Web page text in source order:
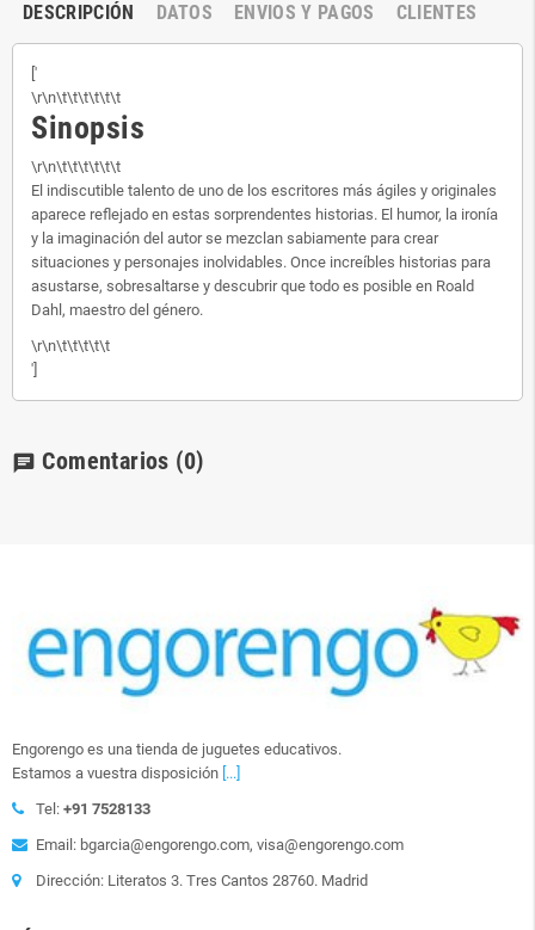
DESCRIPCIÓN DATOS ENVIOS Y PAGOS CLIENTES
['
\r\n\t\t\t\t\t\t
Sinopsis
\r\n\t\t\t\t\t\t
El indiscutible talento de uno de los escritores más ágiles y originales
aparece reflejado en estas sorprendentes historias. El humor, la ironía
y la imaginación del autor se mezclan sabiamente para crear
situaciones y personajes inolvidables. Once increíbles historias para
asustarse, sobresaltarse y descubrir que todo es posible en Roald
Dahl, maestro del género.
\r\n\t\t\t\t\t
']
chat Comentarios (0)
Engorengo es una tienda de juguetes educativos.
Estamos a vuestra disposición [...]
Tel: +91 7528133
Email: bgarcia@engorengo.com, visa@engorengo.com
Dirección: Literatos 3. Tres Cantos 28760. Madrid